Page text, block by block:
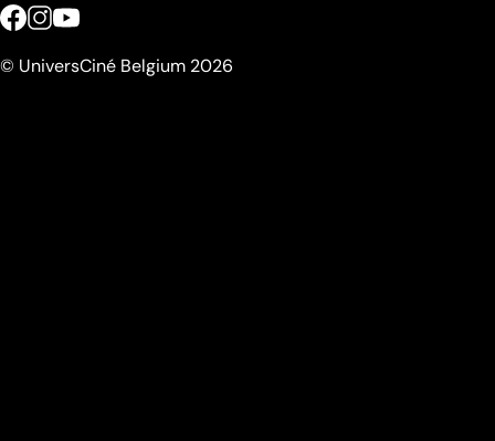
© UniversCiné Belgium 2026